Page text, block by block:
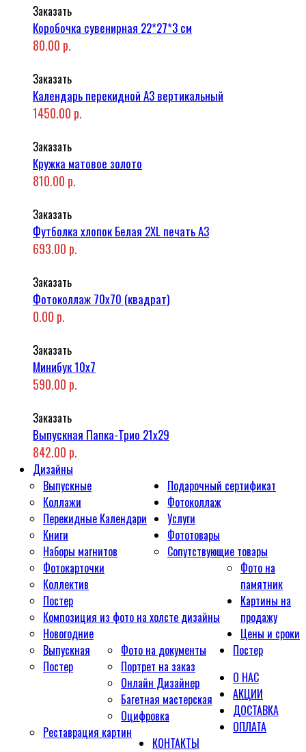
Заказать
Коробочка сувенирная 22*27*3 см
80.00 р.
Заказать
Календарь перекидной А3 вертикальный
1450.00 р.
Заказать
Кружка матовое золото
810.00 р.
Заказать
Футболка хлопок Белая 2XL печать A3
693.00 р.
Заказать
Фотоколлаж 70x70 (квадрат)
0.00 р.
Заказать
Минибук 10х7
590.00 р.
Заказать
Выпускная Папка-Трио 21x29
842.00 р.
Дизайны
Выпускные
Коллажи
Перекидные Календари
Книги
Наборы магнитов
Фотокарточки
Коллектив
Постер
Композиция из фото на холсте дизайны
Новогодние
Выпускная
Постер
Подарочный сертификат
Фотоколлаж
Услуги
Фото на документы
Портрет на заказ
Онлайн Дизайнер
Багетная мастерская
Оцифровка
Реставрация картин
Фототовары
Сопутствующие товары
Фото на
памятник
Картины на
продажу
Цены и сроки
Постер
О НАС
АКЦИИ
ДОСТАВКА
ОПЛАТА
КОНТАКТЫ